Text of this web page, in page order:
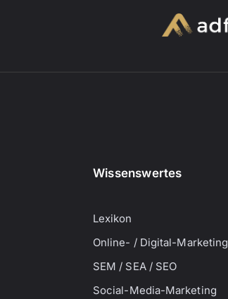
Wissenswertes
Lexikon
Online- / Digital-Marketing
SEM / SEA / SEO
Social-Media-Marketing